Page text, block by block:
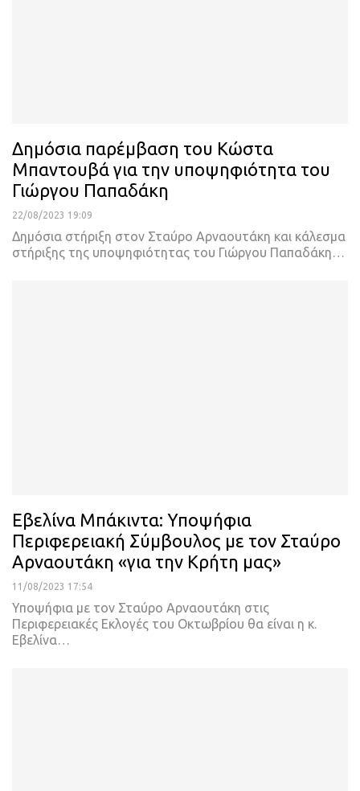
Δημόσια παρέμβαση του Κώστα
Μπαντουβά για την υποψηφιότητα του
Γιώργου Παπαδάκη
22/08/2023 19:09
Δημόσια στήριξη στον Σταύρο Αρναουτάκη και κάλεσμα
στήριξης της υποψηφιότητας του Γιώργου Παπαδάκη…
Εβελίνα Μπάκιντα: Υποψήφια
Περιφερειακή Σύμβουλος με τον Σταύρο
Αρναουτάκη «για την Κρήτη μας»
11/08/2023 17:54
Υποψήφια με τον Σταύρο Αρναουτάκη στις
Περιφερειακές Εκλογές του Οκτωβρίου θα είναι η κ.
Εβελίνα…